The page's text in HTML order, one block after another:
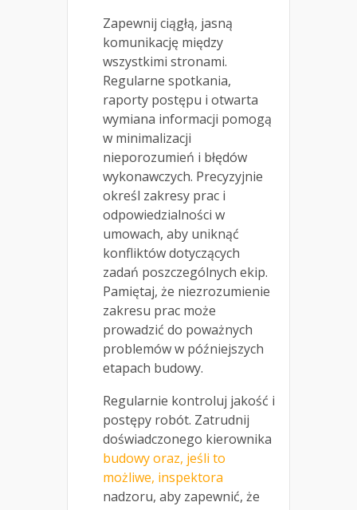
Zapewnij ciągłą, jasną
komunikację między
wszystkimi stronami.
Regularne spotkania,
raporty postępu i otwarta
wymiana informacji pomogą
w minimalizacji
nieporozumień i błędów
wykonawczych. Precyzyjnie
określ zakresy prac i
odpowiedzialności w
umowach, aby uniknąć
konfliktów dotyczących
zadań poszczególnych ekip.
Pamiętaj, że niezrozumienie
zakresu prac może
prowadzić do poważnych
problemów w późniejszych
etapach budowy.
Regularnie kontroluj jakość i
postępy robót. Zatrudnij
doświadczonego kierownika
budowy oraz, jeśli to
możliwe, inspektora
nadzoru, aby zapewnić, że